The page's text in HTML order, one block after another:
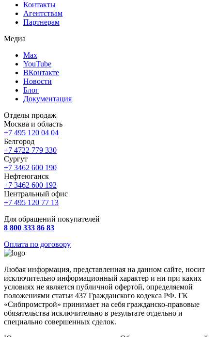
Контакты
Агентствам
Партнерам
Медиа
Max
YouTube
ВКонтакте
Новости
Блог
Документация
Отделы продаж
Москва и область
+7 495 120 04 04
Белгород
+7 4722 779 330
Сургут
+7 3462 600 190
Нефтеюганск
+7 3462 600 192
Центральный офис
+7 495 120 77 13
Для обращений покупателей
8 800 333 86 83
Оплата по договору
Любая информация, представленная на данном сайте, носит
исключительно информационный характер и ни при каких
условиях не является публичной офертой, определяемой
положениями статьи 437 Гражданского кодекса РФ. ГК
«Сибпромстрой» принимает на себя гражданско-правовые
обязательства исключительно в результате отдельно и
специально совершенных сделок.